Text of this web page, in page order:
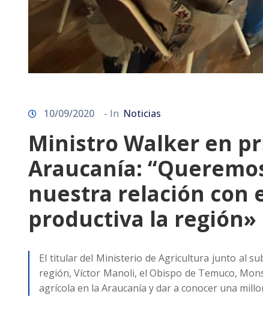
10/09/2020 - In Noticias
Ministro Walker en
Araucanía:
nuestra relación con
productiva la región»
El titular del Ministerio de Agricultura junto al
región, Víctor Manoli, el Obispo de Temuco,
agrícola en la Araucanía y dar a conocer una